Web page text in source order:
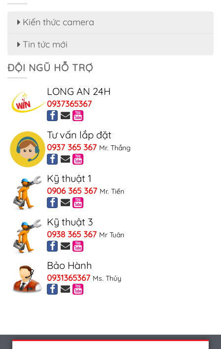
Kiến thức camera
Tin tức mới
ĐỘI NGŨ HỖ TRỢ
LONG AN 24H
0937365367
Tư vấn lắp đặt
0937 365 367 Mr. Thắng
Kỹ thuật 1
0906 365 367 Mr. Tiến
Kỹ thuật 3
0938 365 367 Mr Tuân
Bảo Hành
0931365367 Ms. Thủy